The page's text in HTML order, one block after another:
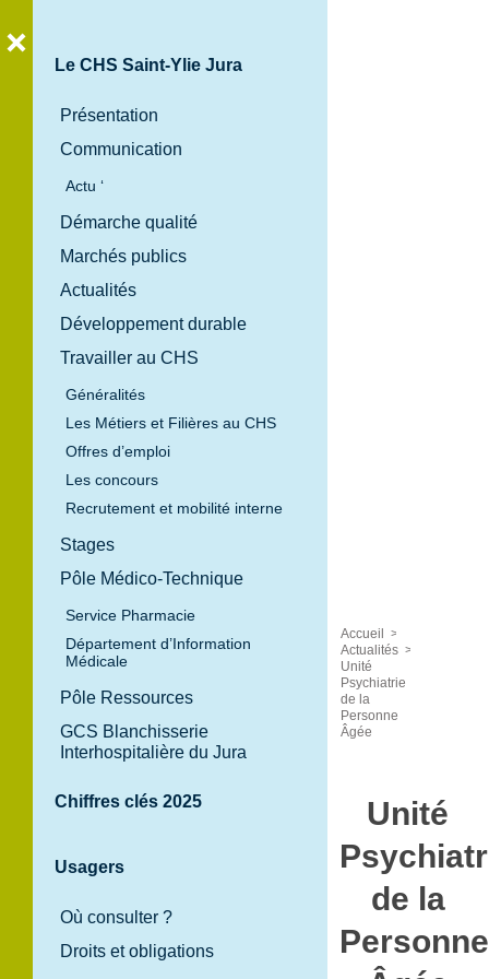
Le CHS Saint-Ylie Jura
Présentation
Communication
Actu ‘
Démarche qualité
Marchés publics
Actualités
Développement durable
Travailler au CHS
Généralités
Les Métiers et Filières au CHS
Offres d’emploi
Les concours
Recrutement et mobilité interne
Stages
Pôle Médico-Technique
Service Pharmacie
Département d’Information
Médicale
Pôle Ressources
GCS Blanchisserie
Interhospitalière du Jura
Chiffres clés 2025
Usagers
Où consulter ?
Droits et obligations
Accueil
>
Actualités >
Unité
Psychiatrie
de la
Personne
Âgée
Unité
de la
Personne